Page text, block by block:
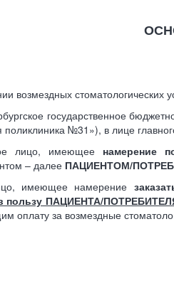
возмездных
государственное
№31»), в лице
лицо, имеющее намерение
– далее ПАЦИЕНТОМ/
имеющее намерение
пользу ПАЦИЕНТА/
оплату за возмездные